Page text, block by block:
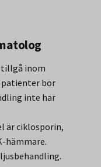
inom
patienter bör
inte har
är ciklosporin,
hämmare.